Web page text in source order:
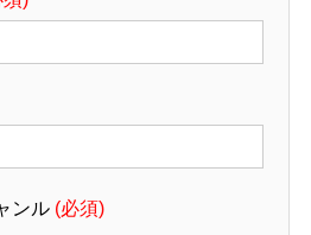
ンル (必須)